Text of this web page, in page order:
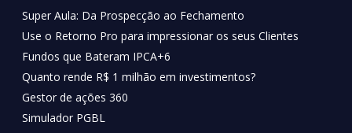
Super Aula: Da Prospecção ao Fechamento
Use o Retorno Pro para impressionar os seus Clientes
Fundos que Bateram IPCA+6
Quanto rende R$ 1 milhão em investimentos?
Gestor de ações 360
Simulador PGBL